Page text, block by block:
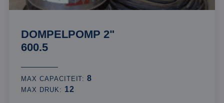
DOMPELPOMP 2"
600.5
MAX CAPACITEIT:8
MAX DRUK: 12